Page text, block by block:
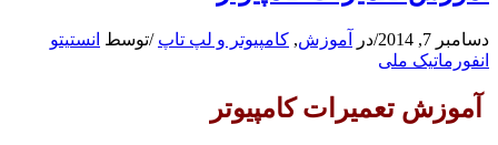
دسامبر 7, 2014 /در آموزش, کامپیوتر و لپ تاپ /توسط انستیتو
انفورماتیک ملی
آموزش تعمیرات کامپیوتر